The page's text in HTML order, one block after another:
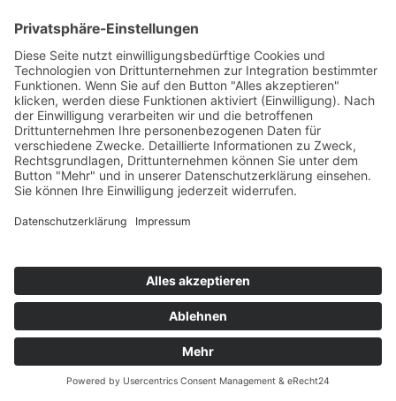
Villa Eirene
Villa Griechenland, Mykonos, Agios Lazaros
Villa EIRENE mit beheizbarem Pool und Meerzugang bietet einen
Blick aus der Vogelperspektive auf die Inseln Delos und Rhenea,
über einen majestätischen Abgrund zum Meer hin.
Beheizbarer Pool (ev. kostenpflichtig)
Meer-/Strandzugang
2 Badezimmer
Villa Apollonia